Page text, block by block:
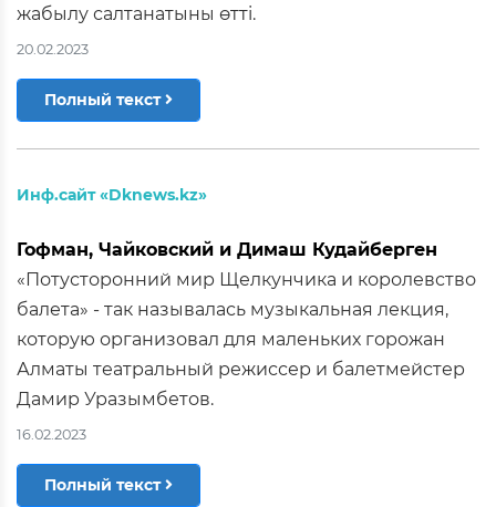
жабылу салтанатыны өтті.
20.02.2023
Полный текст
Инф.сайт «Dknews.kz»
Гофман, Чайковский и Димаш Кудайберген
«Потусторонний мир Щелкунчика и королевство
балета» - так называлась музыкальная лекция,
которую организовал для маленьких горожан
Алматы театральный режиссер и балетмейстер
Дамир Уразымбетов.
16.02.2023
Полный текст